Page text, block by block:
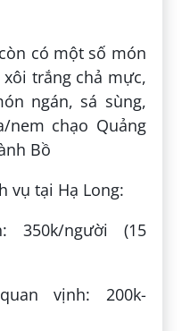
có một số món
trắng chả mực,
ngán, sá sùng,
nem chạo Quảng
Bồ
vụ tại Hạ Long:
350k/người (15
vịnh: 200k-